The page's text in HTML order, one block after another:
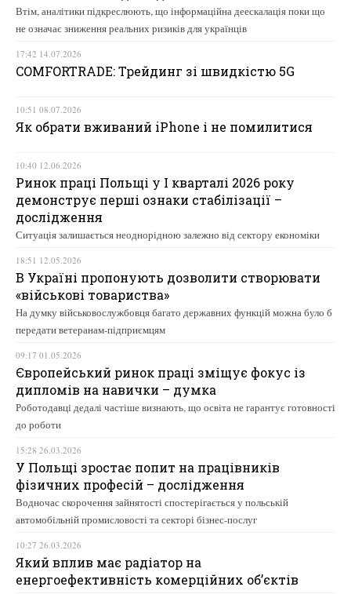
Втім, аналітики підкреслюють, що інформаційна деескалація поки що
не означає зниження реальних ризиків для українців
17:42 14.07.2026
COMFORTRADE: Трейдинг зі швидкістю 5G
10:51 08.07.2026
Як обрати вживаний iPhone і не помилитися
10:40 12.06.2026
Ринок праці Польщі у І кварталі 2026 року
демонструє перші ознаки стабілізації –
дослідження
Ситуація залишається неоднорідною залежно від сектору економіки
18:51 12.05.2026
В Україні пропонують дозволити створювати
«військові товариства»
На думку військовослужбовця багато державних функцій можна було б
передати ветеранам-підприємцям
09:17 01.05.2026
Європейський ринок праці зміщує фокус із
дипломів на навички – думка
Роботодавці дедалі частіше визнають, що освіта не гарантує готовності
до роботи
15:28 26.03.2026
У Польщі зростає попит на працівників
фізичних професій – дослідження
Водночас скорочення зайнятості спостерігається у польській
автомобільній промисловості та секторі бізнес-послуг
10:27 26.03.2026
Який вплив має радіатор на
енергоефективність комерційних об’єктів